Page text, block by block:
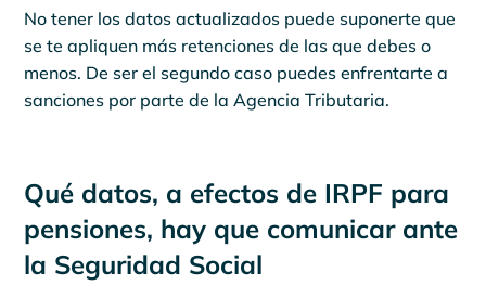
No tener los datos actualizados puede suponerte que
se te apliquen más retenciones de las que debes o
menos. De ser el segundo caso puedes enfrentarte a
sanciones por parte de la Agencia Tributaria.
Qué datos, a efectos de IRPF para
pensiones, hay que comunicar ante
la Seguridad Social